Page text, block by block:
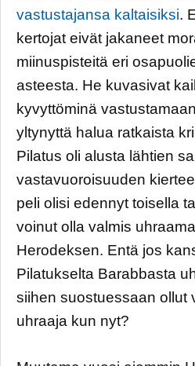
vastustajansa kaltaisiksi.
kertojat eivät jakaneet
miinuspisteitä eri
asteesta. He kuvasivat
kyvyttöminä
yltynyttä halua ratkaista
Pilatus oli alusta lähtien
vastavuoroisuuden
peli olisi edennyt toisella
voinut olla valmis
Herodeksen. Entä jos
Pilatukselta Barabbasta
siihen suostuessaan ollut
uhraaja kun nyt?